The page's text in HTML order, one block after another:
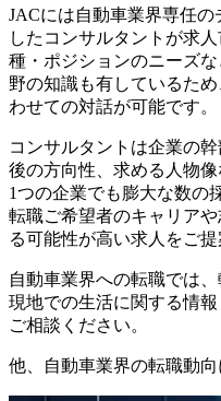
JACには自動車業界専任
したコンサルタントが求
種・ポジションのニーズ
野の知識も有しているた
わせての対話が可能です。
コンサルタントは企業の
後の方向性、求める人物
1つの企業でも膨大な数の
転職ご希望者のキャリア
る可能性が高い求人をご
自動車業界への転職では
現地での生活に関する情
ご相談ください。
他、自動車業界の転職動